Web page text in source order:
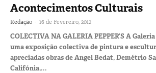
Acontecimentos Culturais
Redação - 16 de Fevereiro, 2012
COLECTIVA NA GALERIA PEPPER’S A
uma exposição colectiva de pintura e
apreciadas obras de Angel Bedat, Demétrio
Califónia,...